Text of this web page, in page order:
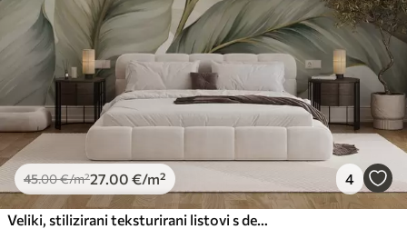
Premium vinil
66 .67 .00
Peel and Stick
81 .6749.00€/m²
45.00€/m²27 .00 €/m² 4